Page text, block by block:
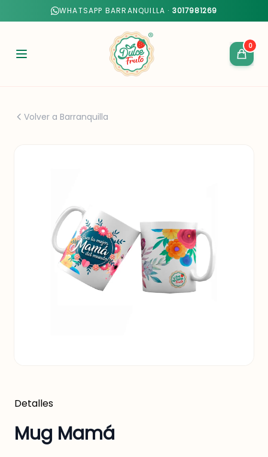
WHATSAPP BARRANQUILLA · 3017981269
0
Volver a Barranquilla
Detalles
Mug Mamá